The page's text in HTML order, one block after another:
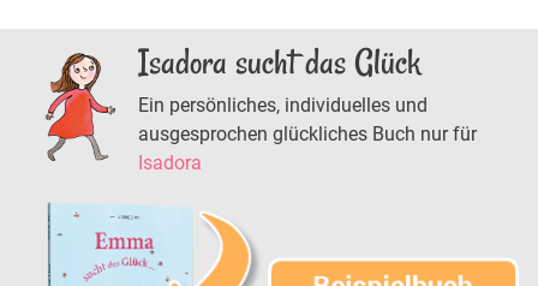
Isadora sucht das Glück
Ein persönliches, individuelles und
ausgesprochen glückliches Buch nur für
Isadora